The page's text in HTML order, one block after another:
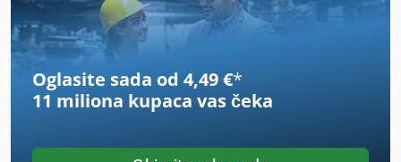
Oglasite sada od 4,49 €*
11 miliona kupaca vas čeka